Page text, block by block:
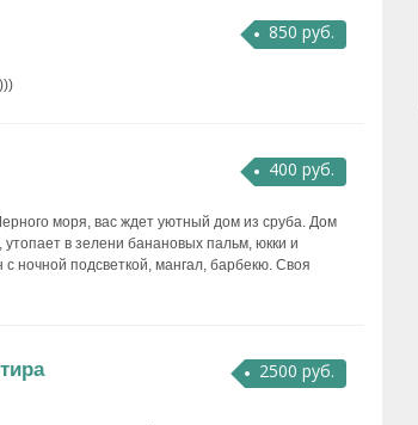
850 руб.
400 руб.
моря, вас ждет уютный дом из сруба. Дом
в зелени банановых пальм, юкки и
ночной подсветкой, мангал, барбекю. Своя
2500 руб.